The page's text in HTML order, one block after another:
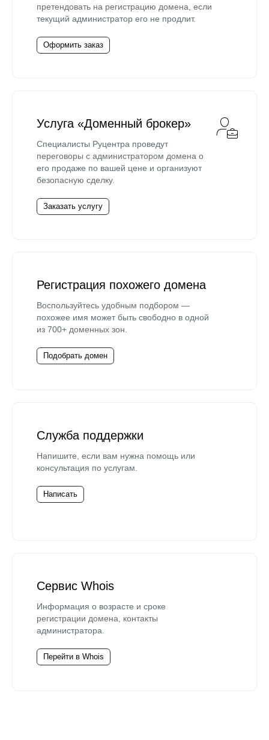
претендовать на регистрацию домена, если
текущий администратор его не продлит.
Оформить заказ
Услуга «Доменный брокер»
Специалисты Руцентра проведут
переговоры с администратором домена о
его продаже по вашей цене и организуют
безопасную сделку.
Заказать услугу
Регистрация похожего домена
Воспользуйтесь удобным подбором —
похожее имя может быть свободно в одной
из 700+ доменных зон.
Подобрать домен
Служба поддержки
Напишите, если вам нужна помощь или
консультация по услугам.
Написать
Сервис Whois
Информация о возрасте и сроке
регистрации домена, контакты
администратора.
Перейти в Whois